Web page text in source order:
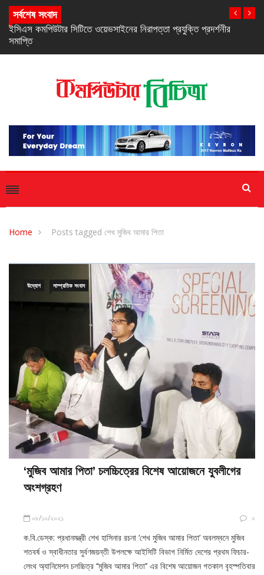
সর্বশেষ সংবাদ
নিরবচ্ছিন্ন পাওয়ার নিশ্চিতে রিয়েলমির নতুন সি-সিরিজ স্মার্টফোন
‘মুজিব আমার পিতা’ চলচ্চিত্রের বিশেষ আয়োজনে যুবলীগের
অংশগ্রহণ
ক.বি.ডেস্ক: প্রধানমন্ত্রী শেখ হাসিনার রচনা ‘শেখ মুজিব আমার পিতা’ অবলম্বনে মুজিব
শতবর্ষ ও স্বাধীনতার সুর্বণজয়ন্তী উপলক্ষে আইসিটি বিভাগ নির্মিত দেশের প্রথম ফিচার-
লেংথ অ্যানিমেশন চলচ্চিত্র ‘‘মুজিব আমার পিতা’’ এর বিশেষ আয়োজন গতকাল বৃহস্পতিবার
(৭ অক্টোবর) বসুন্ধরা সিটির স্টার সিনেপ্লেক্সে অনুষ্ঠিত হয়। এই বিশেষ আয়োজনে